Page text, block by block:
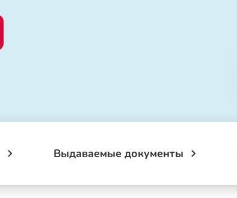
Выдаваемые документы